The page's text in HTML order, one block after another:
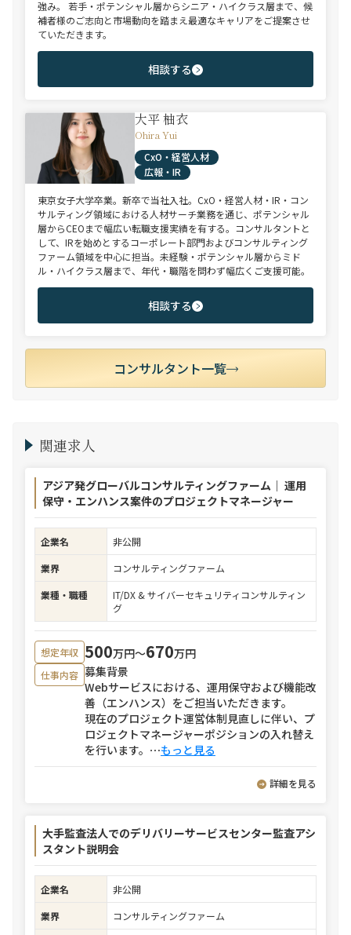
強み。 若手・ポテンシャル層からシニア・ハイクラス層まで、候
補者様のご志向と市場動向を踏まえ最適なキャリアをご提案させ
ていただきます。
相談する
大平 柚衣
Ohira Yui
CxO・経営人材
広報・IR
東京女子大学卒業。新卒で当社入社。CxO・経営人材・IR・コン
サルティング領域における人材サーチ業務を通じ、ポテンシャル
層からCEOまで幅広い転職支援実績を有する。コンサルタントと
して、IRを始めとするコーポレート部門およびコンサルティング
ファーム領域を中心に担当。未経験・ポテンシャル層からミド
ル・ハイクラス層まで、年代・職階を問わず幅広くご支援可能。
相談する
コンサルタント一覧
関連求人
アジア発グローバルコンサルティングファーム｜ 運用
保守・エンハンス案件のプロジェクトマネージャー
企業名
非公開
業界
コンサルティングファーム
業種・職種
IT/DX & サイバーセキュリティコンサルティン
グ
想定年収 500万円〜670万円
仕事内容 募集背景
Webサービスにおける、運用保守および機能改
善（エンハンス）をご担当いただきます。
現在のプロジェクト運営体制見直しに伴い、プ
ロジェクトマネージャーポジションの入れ替え
を行います。 ⋯もっと見る
詳細を見る
大手監査法人でのデリバリーサービスセンター監査アシ
スタント説明会
企業名
非公開
業界
コンサルティングファーム